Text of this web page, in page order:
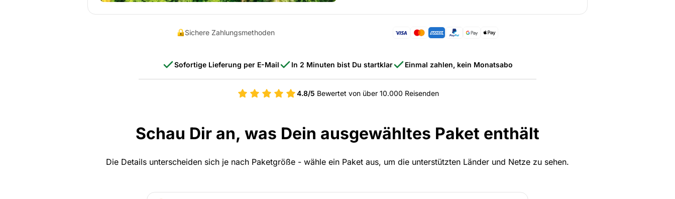
Sichere Zahlungsmethoden
Sofortige Lieferung per E-Mail In 2 Minuten bist Du startklar Einmal zahlen, kein Monatsabo
4.8/5 Bewertet von über 10.000 Reisenden
Schau Dir an, was Dein ausgewähltes Paket enthält
Die Details unterscheiden sich je nach Paketgröße - wähle ein Paket aus, um die unterstützten Länder und Netze zu sehen.